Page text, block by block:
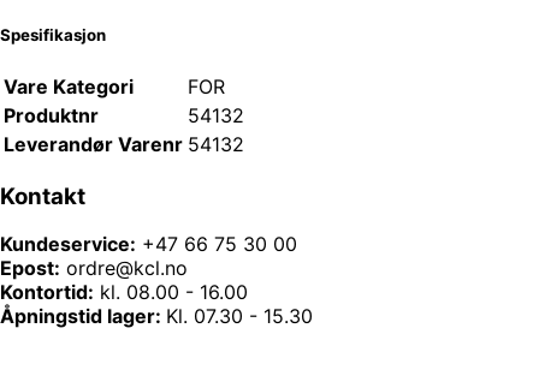
Spesifikasjon
Vare Kategori
FOR
Produktnr
54132
Leverandør Varenr 54132
Kontakt
Kundeservice: +47 66 75 30 00
Epost: ordre@kcl.no
Kontortid: kl. 08.00 - 16.00
Åpningstid lager: Kl. 07.30 - 15.30